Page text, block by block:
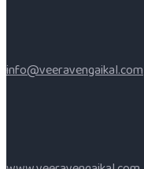
info@veeravengaikal.com